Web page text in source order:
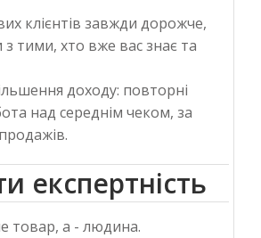
клієнтів завжди дорожче,
тими, хто вже вас знає та
доходу: повторні
над середнім чеком, за
експертність
товар, а - людина.